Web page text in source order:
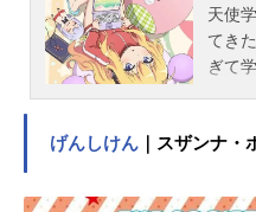
天使
てき
ぎて
は、
と誓
げんしけん ｜スザンナ・